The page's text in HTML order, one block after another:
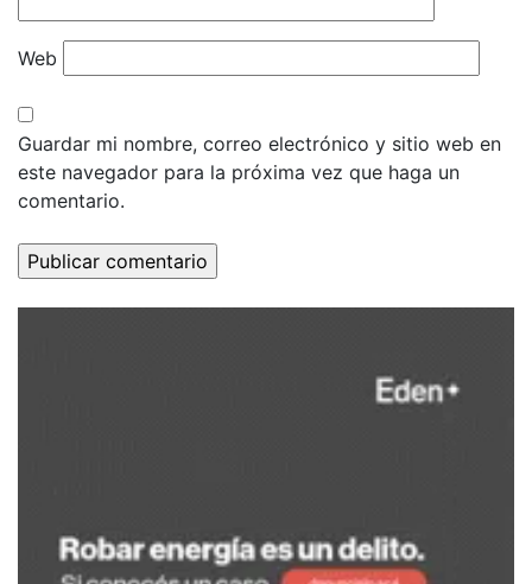
Web
Guardar mi nombre, correo electrónico y sitio web en
este navegador para la próxima vez que haga un
comentario.